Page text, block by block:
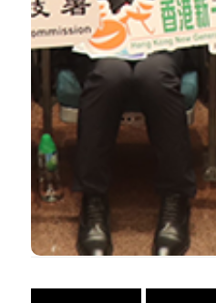
」的榮譽，為香港爭光！
社會各界和大眾傳媒加
國賽及國際賽取得的成
隊，本會於12月13日上
「全國及國際大學生創新
賽2025 香港
。
https://www.facebook.com/